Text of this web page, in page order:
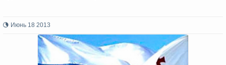
Июнь 18 2013